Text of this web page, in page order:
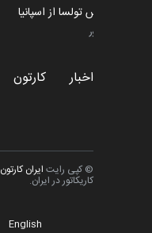
ماتیاس تولسا از اسپانیا
کاریکاتور
اخبار کارتون
© کپی رایت ایران کارتون
کاریکاتور در ایران.
English